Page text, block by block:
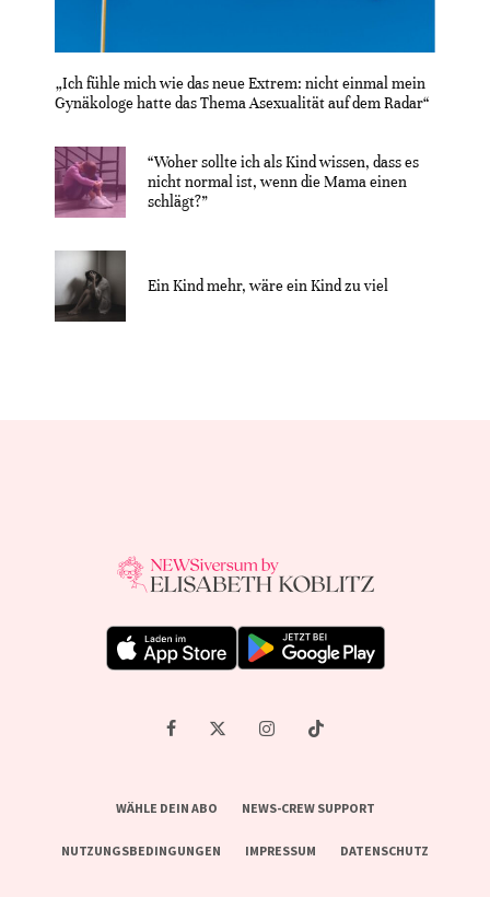
„Ich fühle mich wie das neue Extrem: nicht einmal mein
Gynäkologe hatte das Thema Asexualität auf dem Radar“
“Woher sollte ich als Kind wissen, dass es
nicht normal ist, wenn die Mama einen
schlägt?”
Ein Kind mehr, wäre ein Kind zu viel
WÄHLE DEIN ABO NEWS-CREW SUPPORT
NUTZUNGSBEDINGUNGEN IMPRESSUM DATENSCHUTZ